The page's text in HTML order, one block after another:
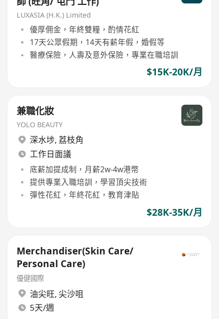
LUXASIA (H.K.) Limited
優厚佣金，年終雙糧，酌情花紅
17天公眾假期，14天有薪年假，婚假等
醫療保險，人壽及意外保險，專業在職培訓
$15K-20K/月
兼職化妝
YOLO BEAUTY
深水埗, 荔枝角
工作日面議
底薪加提成制，月薪2w-4w港幣
提供專業入職培訓，學習頂尖技術
彈性花紅，年終花紅，教育津貼
$28K-35K/月
Merchandiser(Skin Care/
Personal Care)
優健國際
油尖旺, 尖沙咀
5天/週